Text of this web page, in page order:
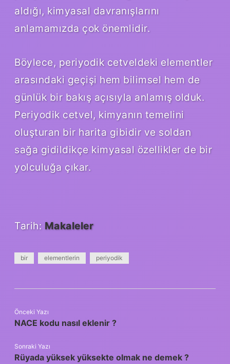
aldığı, kimyasal davranışlarını
anlamamızda çok önemlidir.
Böylece, periyodik cetveldeki elementler
arasındaki geçişi hem bilimsel hem de
günlük bir bakış açısıyla anlamış olduk.
Periyodik cetvel, kimyanın temelini
oluşturan bir harita gibidir ve soldan
sağa gidildikçe kimyasal özellikler de bir
yolculuğa çıkar.
Tarih: Makaleler
bir elementlerin periyodik
Önceki Yazı
NACE kodu nasıl eklenir ?
Sonraki Yazı
Rüyada yüksek yüksekte olmak ne demek ?